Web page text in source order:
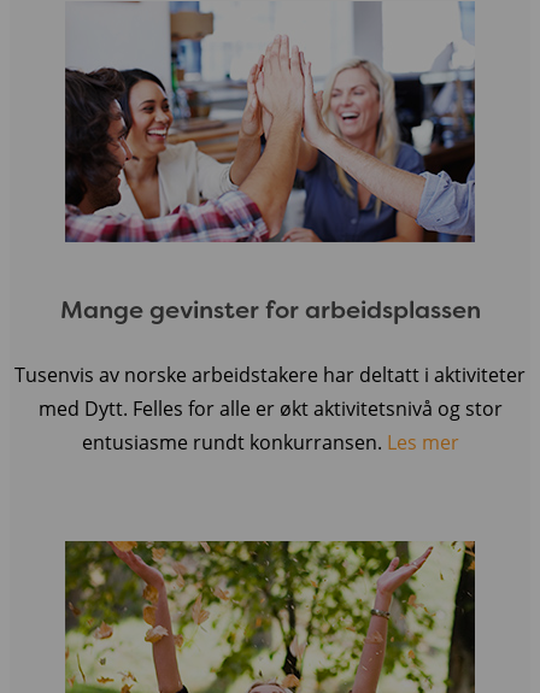
Mange gevinster for arbeidsplassen
Tusenvis av norske arbeidstakere har deltatt i aktiviteter
med Dytt. Felles for alle er økt aktivitetsnivå og stor
entusiasme rundt konkurransen. Les mer